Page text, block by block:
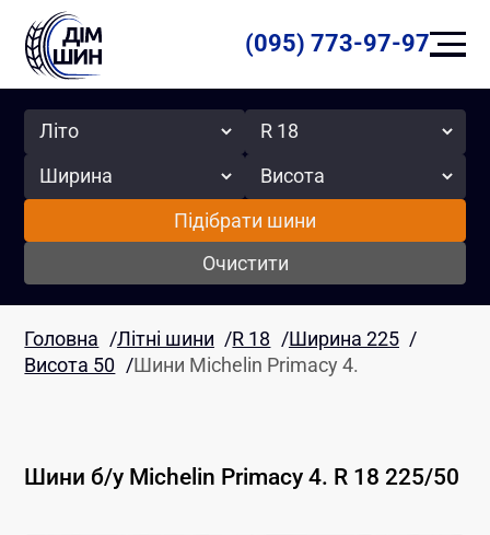
(095) 773-97-97
Сезон Радіус
Ширина Висота
Підібрати шини
Очистити
Головна /Літні шини /R 18 /Ширина 225 /
Висота 50 /Шини Michelin Primacy 4.
Шини б/у Michelin Primacy 4. R 18 225/50